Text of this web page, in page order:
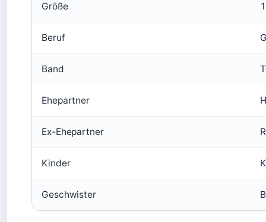
Größe
Beruf
Band
Ehepartner
Ex-Ehepartner
Kinder
Geschwister